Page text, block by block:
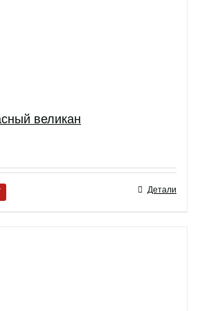
великан
Детали